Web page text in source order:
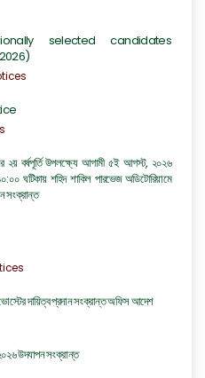
selected candidates
বর্ষপূর্তি উপলক্ষ্যে আগামী ৫ই আগস্ট, ২০২৬
ঘটিকায় শহিদ শাকিল পারভেজ অডিটোরিয়ামে
সংক্রান্ত
দায়িত্ব প্রদান সংক্রান্ত অফিস আদেশ
উদযাপন সংক্রান্ত